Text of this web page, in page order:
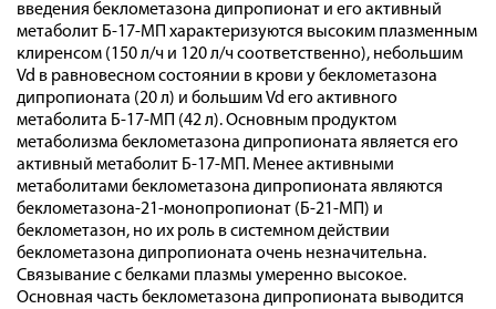
введения беклометазона дипропионат и его активный
метаболит Б-17-МП характеризуются высоким плазменным
клиренсом (150 л/ч и 120 л/ч соответственно), небольшим
Vd в равновесном состоянии в крови у беклометазона
дипропионата (20 л) и большим Vd его активного
метаболита Б-17-МП (42 л). Основным продуктом
метаболизма беклометазона дипропионата является его
активный метаболит Б-17-МП. Менее активными
метаболитами беклометазона дипропионата являются
беклометазона-21-монопропионат (Б-21-МП) и
беклометазон, но их роль в системном действии
беклометазона дипропионата очень незначительна.
Связывание с белками плазмы умеренно высокое.
Основная часть беклометазона дипропионата выводится